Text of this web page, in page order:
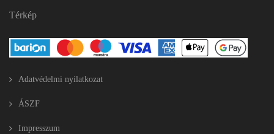
Térkép
Adatvédelmi nyilatkozat
ÁSZF
Impresszum